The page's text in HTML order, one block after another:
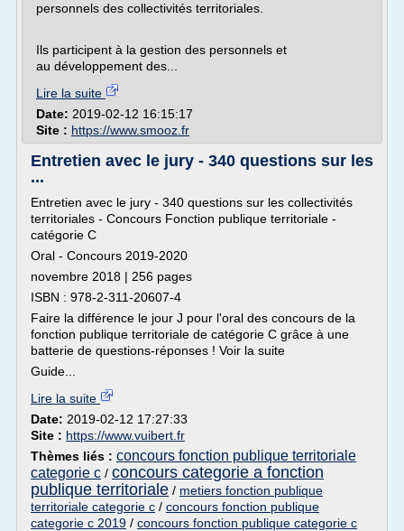
personnels des collectivités territoriales.
Ils participent à la gestion des personnels et
au développement des...
Lire la suite
Date: 2019-02-12 16:15:17
Site : https://www.smooz.fr
Entretien avec le jury - 340 questions sur les
...
Entretien avec le jury - 340 questions sur les collectivités
territoriales - Concours Fonction publique territoriale -
catégorie C
Oral - Concours 2019-2020
novembre 2018 | 256 pages
ISBN : 978-2-311-20607-4
Faire la différence le jour J pour l'oral des concours de la
fonction publique territoriale de catégorie C grâce à une
batterie de questions-réponses ! Voir la suite
Guide...
Lire la suite
Date: 2019-02-12 17:27:33
Site : https://www.vuibert.fr
Thèmes liés : concours fonction publique territoriale
categorie c / concours categorie a fonction
publique territoriale / metiers fonction publique
territoriale categorie c / concours fonction publique
categorie c 2019 / concours fonction publique categorie c